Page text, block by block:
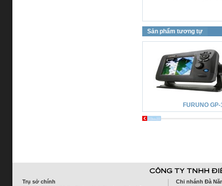
Sản phẩm tương tự
FURUNO
Trụ sở chính
Chi nhánh Đà